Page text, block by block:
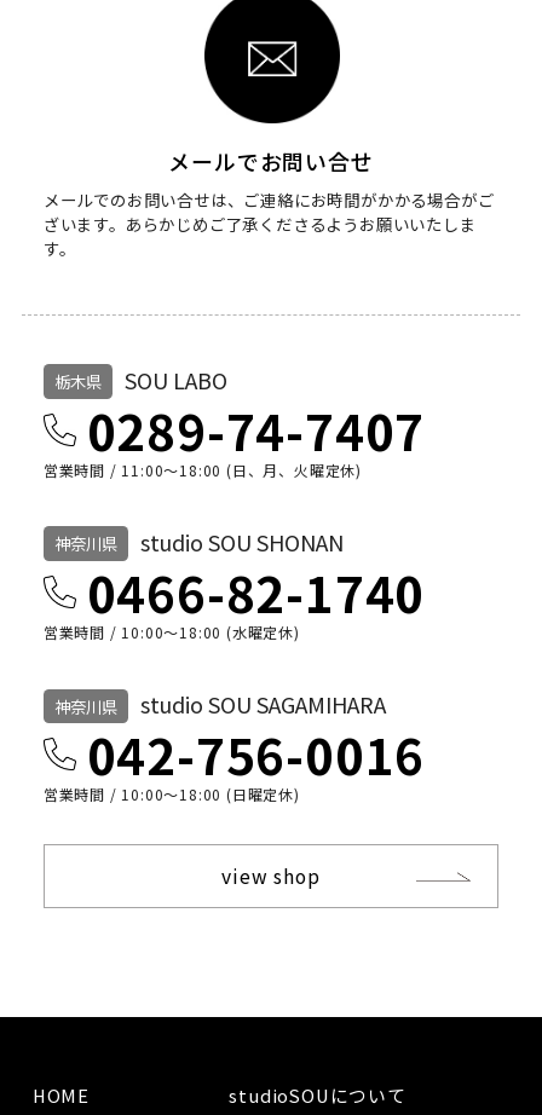
メールでお問い合せ
メールでのお問い合せは、ご連絡にお時間がかかる場合がご
ざいます。 あらかじめご了承くださるようお願いいたしま
す。
栃木県 SOU LABO
0289-74-7407
営業時間 / 11:00～18:00 (日、月、火曜定休)
神奈川県 studio SOU SHONAN
0466-82-1740
営業時間 / 10:00〜18:00 (水曜定休)
神奈川県 studio SOU SAGAMIHARA
042-756-0016
営業時間 / 10:00〜18:00 (日曜定休)
view shop
HOME studioSOUについて